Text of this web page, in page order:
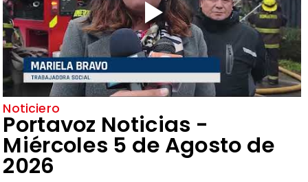
Noticiero
Portavoz Noticias -
Miércoles 5 de Agosto de
2026